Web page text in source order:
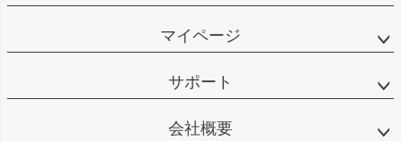
マイページ
サポート
会社概要